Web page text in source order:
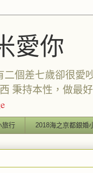
愛你
個差七歲卻很愛
秉持本性，做最
旅行 2018海之京都銀婚